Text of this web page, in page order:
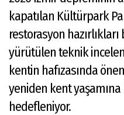
kapatılan Kültürpark
restorasyon
yürütülen teknik
kentin hafızasında
yeniden kent yaşamına
hedefleniyor.